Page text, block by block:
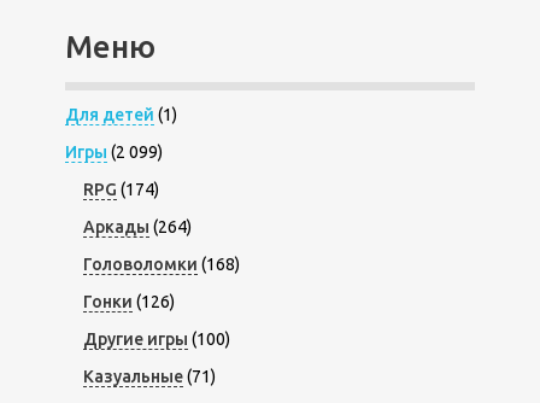
Меню
Для детей (1)
Игры (2 099)
RPG (174)
Аркады (264)
Головоломки (168)
Гонки (126)
Другие игры (100)
Казуальные(71)